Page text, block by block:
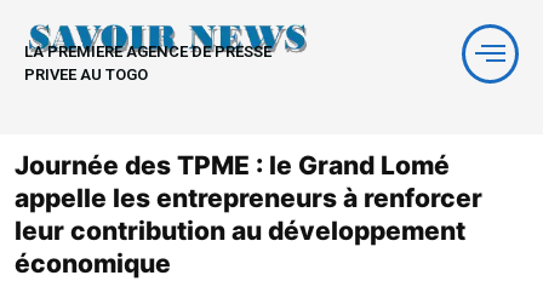
contenu
LA PREMIERE AGENCE DE PRESSE
PRIVEE AU TOGO
Journée des TPME : le Grand Lomé
appelle les entrepreneurs à renforcer
leur contribution au développement
économique